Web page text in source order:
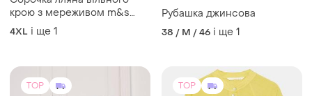
крою з мереживом m&s
collection
4XL і ще 1
Рубашка джинсова
38 / M / 46 і ще 1
TOP TOP